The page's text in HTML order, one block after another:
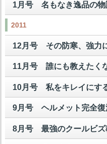
1月号 名もなき逸品の物
2011
12月号 その防寒、強力
11月号 誰にも教えたく
10月号 私をキレイにす
9月号 ヘルメット完全復
8月号 最強のクールビズ